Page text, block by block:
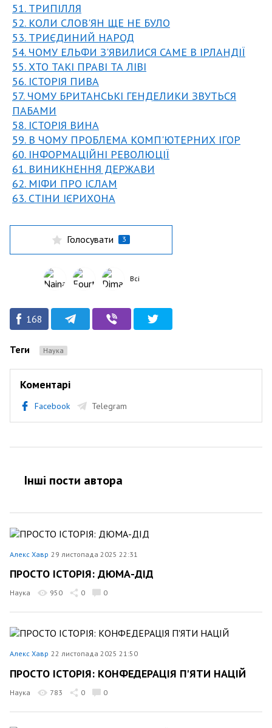
51. ТРИПІЛЛЯ
52. КОЛИ СЛОВ'ЯН ЩЕ НЕ БУЛО
53. ТРИЄДИНИЙ НАРОД
54. ЧОМУ ЕЛЬФИ З'ЯВИЛИСЯ САМЕ В ІРЛАНДІЇ
55. ХТО ТАКІ ПРАВІ ТА ЛІВІ
56. ІСТОРІЯ ПИВА
57. ЧОМУ БРИТАНСЬКІ ГЕНДЕЛИКИ ЗВУТЬСЯ
ПАБАМИ
58. ІСТОРІЯ ВИНА
59. В ЧОМУ ПРОБЛЕМА КОМП'ЮТЕРНИХ ІГОР
60. ІНФОРМАЦІЙНІ РЕВОЛЮЦІЇ
61. ВИНИКНЕННЯ ДЕРЖАВИ
62. МІФИ ПРО ІСЛАМ
63. СТІНИ ІЄРИХОНА
Голосувати 3
Всі
168
Теги Наука
Коментарі
Facebook Telegram
Інші пости автора
Алекс Хавр 29 листопада 2025 22:31
ПРОСТО ІСТОРІЯ: ДЮМА-ДІД
Наука 950 0 0
Алекс Хавр 22 листопада 2025 21:50
ПРОСТО ІСТОРІЯ: КОНФЕДЕРАЦІЯ П'ЯТИ НАЦІЙ
Наука 783 0 0